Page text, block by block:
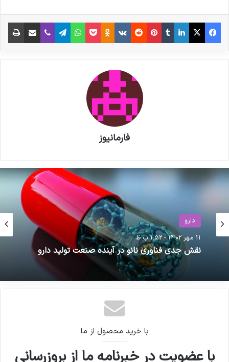
فیس بوک X لینکدین ‫تامبلر ‫پین‌ترست ‫رددیت ‫VKontakte
‫Odnoklassniki پاکت واتس آپ تلگرام وایبر اشتراک گذاری از طریق ایمیل
فارمانیوز
دارو
11 مهر 1402 - 1:52 ب.ظ
نقش جدی فناوری نانو در آینده صنعت تولید دارو
حوزه سلامت
24 اسفند 1404 - 2:05 ب.ظ
ممنوعیت فروش سبدی دارو و توقف فروش توسط
با خرید محصول از ما
با عضویت در خبرنامه ما از بروزرسانی